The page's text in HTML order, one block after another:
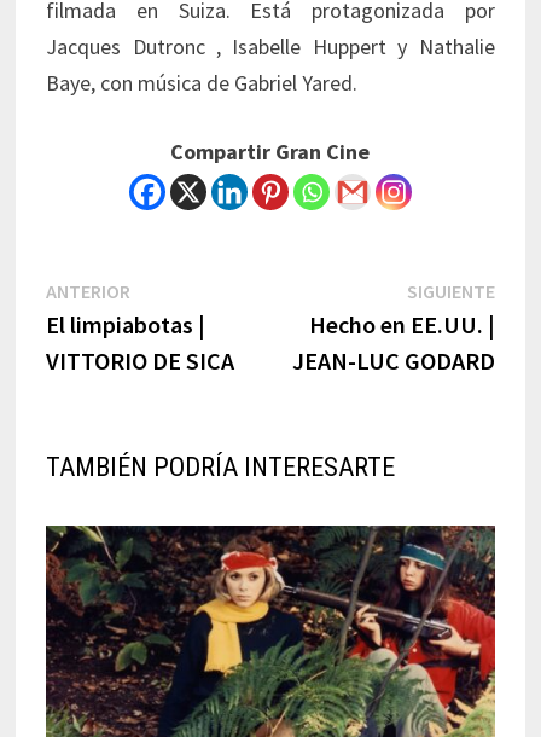
filmada en Suiza. Está protagonizada por
Jacques Dutronc , Isabelle Huppert y Nathalie
Baye, con música de Gabriel Yared.
Compartir Gran Cine
Navegación
de
ANTERIOR
post:
El limpiabotas |
VITTORIO DE SICA
SIGUIENTENext
Hecho en EE.UU. |
JEAN-LUC GODARD
TAMBIÉN PODRÍA INTERESARTE